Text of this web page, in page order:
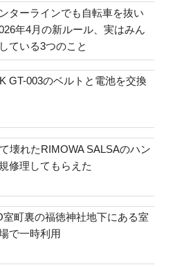
ターラインでも自転車を抜い
年4月の新ルール、実はみん
ている3つのこと
GT-003のベルトと電池を交換
壊れたRIMOWA SALSAのハン
修理してもらえた
町裏の福徳神社地下にある室
で一時利用